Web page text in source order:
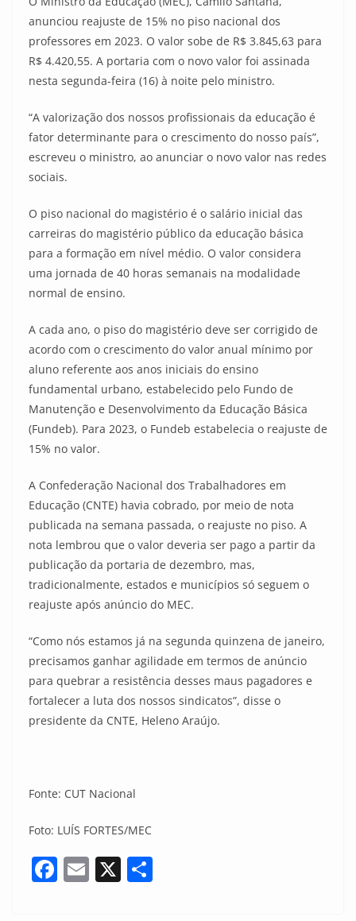
anunciou reajuste de 15% no piso nacional dos
professores em 2023. O valor sobe de R$ 3.845,63 para
R$ 4.420,55. A portaria com o novo valor foi assinada
nesta segunda-feira (16) à noite pelo ministro.
“A valorização dos nossos profissionais da educação é
fator determinante para o crescimento do nosso país”,
escreveu o ministro, ao anunciar o novo valor nas redes
sociais.
O piso nacional do magistério é o salário inicial das
carreiras do magistério público da educação básica
para a formação em nível médio. O valor considera
uma jornada de 40 horas semanais na modalidade
normal de ensino.
A cada ano, o piso do magistério deve ser corrigido de
acordo com o crescimento do valor anual mínimo por
aluno referente aos anos iniciais do ensino
fundamental urbano, estabelecido pelo Fundo de
Manutenção e Desenvolvimento da Educação Básica
(Fundeb). Para 2023, o Fundeb estabelecia o reajuste de
15% no valor.
A Confederação Nacional dos Trabalhadores em
Educação (CNTE) havia cobrado, por meio de nota
publicada na semana passada, o reajuste no piso. A
nota lembrou que o valor deveria ser pago a partir da
publicação da portaria de dezembro, mas,
tradicionalmente, estados e municípios só seguem o
reajuste após anúncio do MEC.
“Como nós estamos já na segunda quinzena de janeiro,
precisamos ganhar agilidade em termos de anúncio
para quebrar a resistência desses maus pagadores e
fortalecer a luta dos nossos sindicatos”, disse o
presidente da CNTE, Heleno Araújo.
Fonte: CUT Nacional
Foto: LUÍS FORTES/MEC
F E X